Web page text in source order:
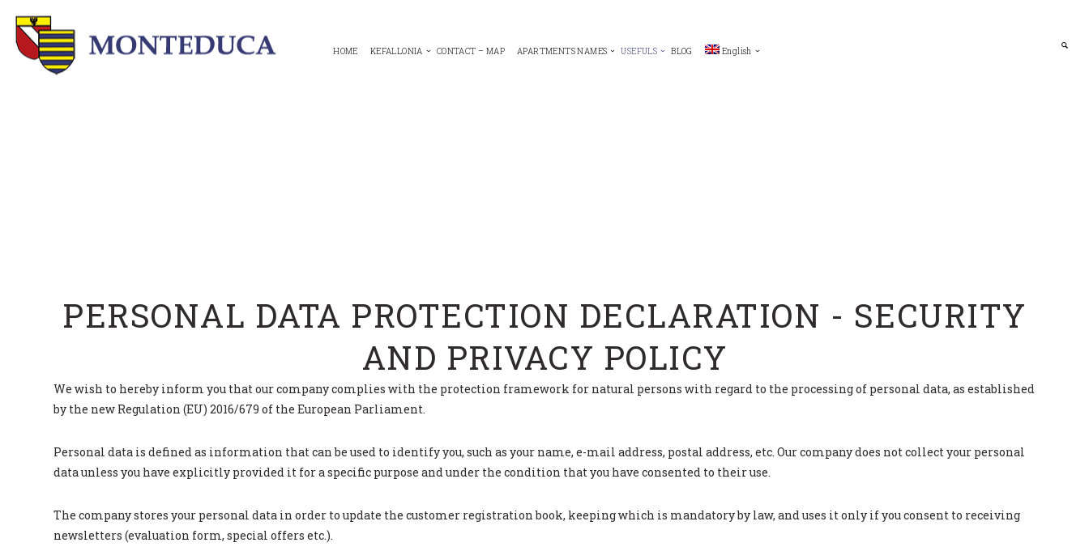
HOME KEFALLONIA CONTACT – MAP APARTMENTS NAMES USEFULS BLOG English
PERSONAL DATA PROTECTION DECLARATION - SECURITY
AND PRIVACY POLICY
We wish to hereby inform you that our company complies with the protection framework for natural persons with regard to the processing of personal data, as established
by the new Regulation (EU) 2016/679 of the European Parliament.
Personal data is defined as information that can be used to identify you, such as your name, e-mail address, postal address, etc. Our company does not collect your personal
data unless you have explicitly provided it for a specific purpose and under the condition that you have consented to their use.
The company stores your personal data in order to update the customer registration book, keeping which is mandatory by law, and uses it only if you consent to receiving
newsletters (evaluation form, special offers etc.).